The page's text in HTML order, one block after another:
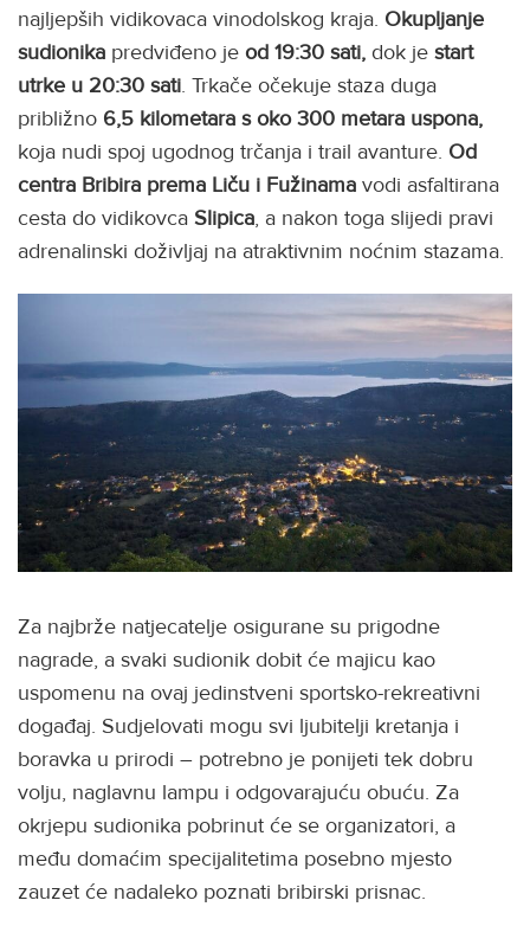
najljepših vidikovaca vinodolskog kraja. Okupljanje
sudionika predviđeno je od 19:30 sati, dok je start
utrke u 20:30 sati. Trkače očekuje staza duga
približno 6,5 kilometara s oko 300 metara uspona,
koja nudi spoj ugodnog trčanja i trail avanture. Od
centra Bribira prema Liču i Fužinama vodi asfaltirana
cesta do vidikovca Slipica, a nakon toga slijedi pravi
adrenalinski doživljaj na atraktivnim noćnim stazama.
Za najbrže natjecatelje osigurane su prigodne
nagrade, a svaki sudionik dobit će majicu kao
uspomenu na ovaj jedinstveni sportsko-rekreativni
događaj. Sudjelovati mogu svi ljubitelji kretanja i
boravka u prirodi – potrebno je ponijeti tek dobru
volju, naglavnu lampu i odgovarajuću obuću. Za
okrjepu sudionika pobrinut će se organizatori, a
među domaćim specijalitetima posebno mjesto
zauzet će nadaleko poznati bribirski prisnac.